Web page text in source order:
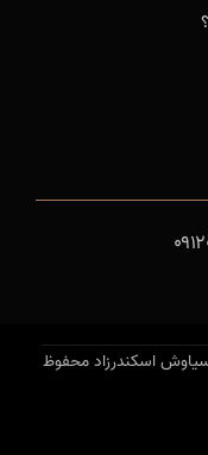
اسکندرزاد محفوظ